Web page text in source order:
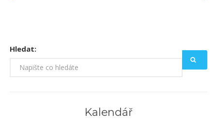
Hledat:
Kalendář